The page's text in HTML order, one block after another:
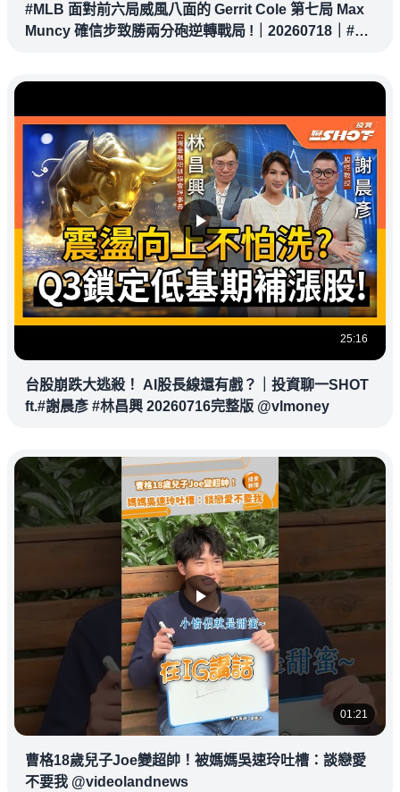
#MLB 面對前六局威風八面的 Gerrit Cole 第七局 Max
Muncy 確信步致勝兩分砲逆轉戰局 !｜20260718｜#洛
25:16
台股崩跌大逃殺！ AI股長線還有戲？｜投資聊一SHOT
ft.#謝晨彥 #林昌興 20260716完整版 @vlmoney
01:21
曹格18歲兒子Joe變超帥！被媽媽吳速玲吐槽：談戀愛
不要我 @videolandnews